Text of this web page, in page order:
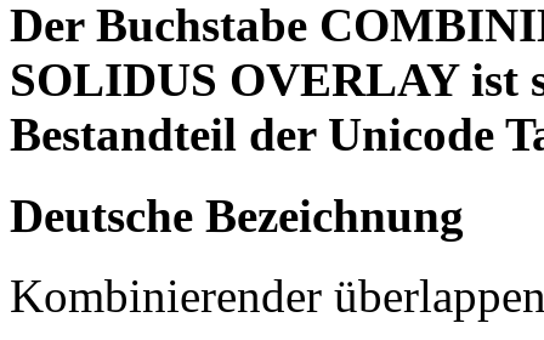
Der Buchstabe
SOLIDUS OVERLAY ist
Bestandteil der Unicode
Deutsche Bezeichnung
Kombinierender